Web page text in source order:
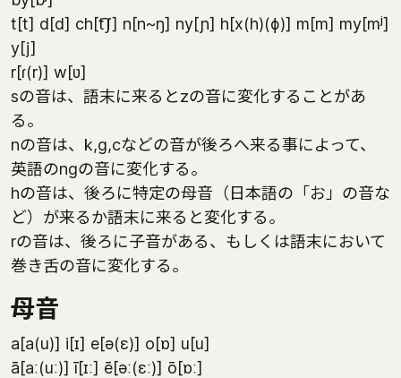
t[t] d[d] ch[t͡ʃ] n[n~ŋ] ny[ɲ] h[x(h)(ɸ)] m[m] my[mʲ]
y[j]
r[ɾ(r)] w[ʋ]
sの音は、語末に来るとzの音に変化することがあ
る。
nの音は、k,g,cなどの音が後ろへ来る事によって、
英語のngの音に変化する。
hの音は、後ろに特定の母音（日本語の「お」の音な
ど）が来るか語末に来ると変化する。
rの音は、後ろに子音がある、もしくは語末において
巻き舌の音に変化する。
母音
a[a(u)] i[ɪ] e[ə(ɛ)] o[ɒ] u[u]
ā[aː(uː)] ī[ɪː] ē[əː(ɛː)] ō[ɒː]